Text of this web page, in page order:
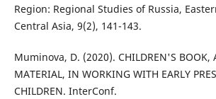
Region: Regional Studies of Russia,
Central Asia, 9(2), 141-143.
Muminova, D. (2020). CHILDREN'S BOOK,
MATERIAL, IN WORKING WITH EARLY
CHILDREN. InterConf.